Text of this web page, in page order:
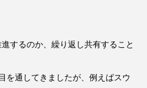
するのか、繰り返し共有すること
を通してきましたが、例えばスウ